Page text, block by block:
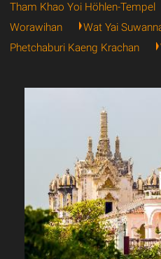
Tham Khao Yoi Höhlen-Tempel
Worawihan
Wat Yai
Phetchaburi Kaeng Krachan